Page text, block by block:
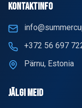
KONTAKTINFO
+372 56 697
Pärnu, Estonia
JÄLGI MEID